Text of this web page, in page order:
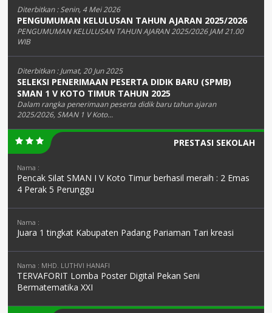
Diterbitkan :Senin, 4 Mei 2026
PENGUMUMAN KELULUSAN TAHUN AJARAN 2025/2026
PENGUMUMAN KELULUSAN TAHUN AJARAN 2025/2026 JAM 21.00
WIB
Diterbitkan :Jumat, 20 Jun 2025
SELEKSI PENERIMAAN PESERTA DIDIK BARU (SPMB)
SMAN 1 V KOTO TIMUR TAHUN 2025
Dalam rangka penerimaan peserta didik baru tahun ajaran
2025/2026, SMAN 1 V Koto...
PRESTASI SEKOLAH
Nama :
Pencak Silat SMAN I V Koto Timur berhasil meraih : 2 Emas
4 Perak 5 Perunggu
Nama :
Juara 1 tingkat Kabupaten Padang Pariaman Tari kreasi
Nama : MHD. LUTHVI HANAFI
TERVAFORIT Lomba Poster Digital Pekan Seni
Bermatematika XXI